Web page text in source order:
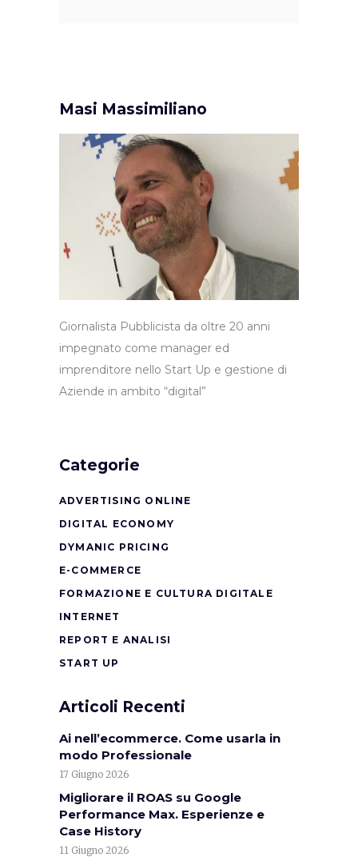
Masi Massimiliano
Giornalista Pubblicista da oltre 20 anni
impegnato come manager ed
imprenditore nello Start Up e gestione di
Aziende in ambito “digital”
Categorie
ADVERTISING ONLINE
DIGITAL ECONOMY
DYMANIC PRICING
E-COMMERCE
FORMAZIONE E CULTURA DIGITALE
INTERNET
REPORT E ANALISI
START UP
Articoli Recenti
Ai nell’ecommerce. Come usarla in
modo Professionale
17 Giugno 2026
Migliorare il ROAS su Google
Performance Max. Esperienze e
Case History
11 Giugno 2026